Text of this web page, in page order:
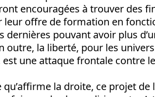
encouragées à trouver des
leur offre de formation en
dernières pouvant avoir plus
outre, la liberté, pour les
est une attaque frontale contre
la droite, ce projet de